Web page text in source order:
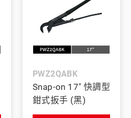
PWZ2QABK
Snap-on 17" 快調型
鉗式扳手 (黑)